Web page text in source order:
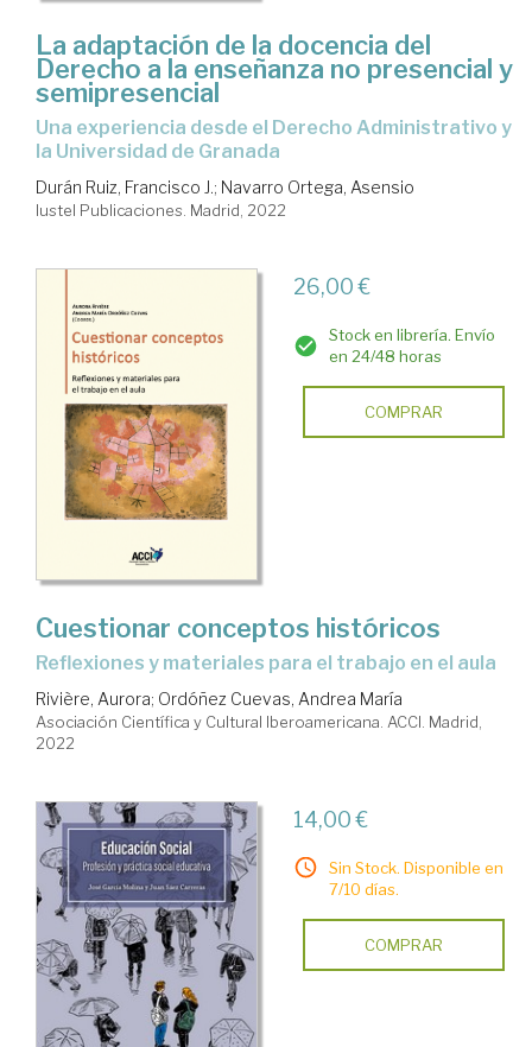
La adaptación de la docencia del
Derecho a la enseñanza no presencial y
semipresencial
una experiencia desde el Derecho Administrativo y
la Universidad de Granada
Durán Ruiz, Francisco J.; Navarro Ortega, Asensio
Iustel Publicaciones. Madrid, 2022
26,00 €
Stock en librería. Envío
en 24/48 horas
COMPRAR
Cuestionar conceptos históricos
reflexiones y materiales para el trabajo en el aula
Rivière, Aurora; Ordóñez Cuevas, Andrea María
Asociación Científica y Cultural Iberoamericana. ACCI. Madrid,
2022
14,00 €
Sin Stock. Disponible en
7/10 días.
COMPRAR